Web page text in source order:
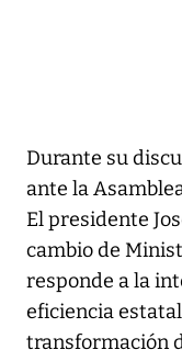
Durante su
ante la
El presidente
cambio de
responde a la
eficiencia
transformación